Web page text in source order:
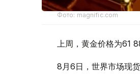
Фото: magnific.com
上周，黄金价格为61
8月6日，世界市场现